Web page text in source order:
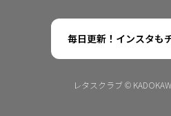
毎日更新！インスタも
レタスクラブ ©